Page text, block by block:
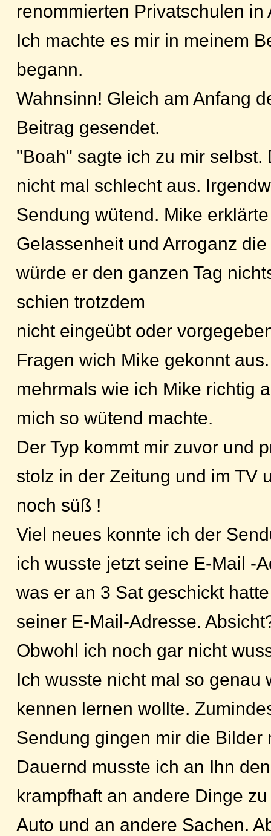
renommierten Privatschulen in
Ich machte es mir in meinem
begann.
Wahnsinn! Gleich am Anfang
Beitrag gesendet.
"Boah" sagte ich zu mir selbst.
nicht mal schlecht aus.
Sendung wütend. Mike
Gelassenheit und Arroganz
würde er den ganzen Tag
schien trotzdem
nicht eingeübt oder
Fragen wich Mike gekonnt
mehrmals wie ich Mike richtig
mich so wütend machte.
Der Typ kommt mir zuvor und
stolz in der Zeitung und im TV
noch süß !
Viel neues konnte ich der
ich wusste jetzt seine E-Mail -
was er an 3 Sat geschickt
seiner E-Mail-Adresse.
Obwohl ich noch gar nicht
Ich wusste nicht mal so genau
kennen lernen wollte.
Sendung gingen mir die Bilder
Dauernd musste ich an Ihn
krampfhaft an andere Dinge
Auto und an andere Sachen.